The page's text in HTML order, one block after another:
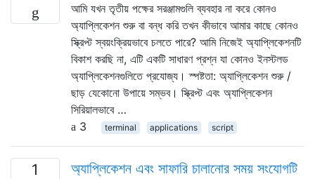
আমি যখন তৃতীয় পক্ষের সরঞ্জামগুলি ব্যবহার না করে কোনও
অ্যাপ্লিকেশন শুরু বা বন্ধ করি তখন কীভাবে আমার কাছে কোনও
স্ক্রিপ্ট স্বয়ংক্রিয়ভাবে চলতে পারে? আমি নিজেই অ্যাপ্লিকেশনটি
বিকাশ করছি না, এটি একটি সাধারণ প্রশ্ন যা কোনও ইনস্টলড
অ্যাপ্লিকেশনগুলিতে প্রযোজ্য। স্পষ্টতা: অ্যাপ্লিকেশন শুরু /
ছাড় যেকোনো উপায়ে সম্ভব। স্ক্রিপ্ট এবং অ্যাপ্লিকেশন
সিরিয়ালভাবে …
3
terminal applications script
1
অ্যাপ্লিকেশন এবং সাফারি চালানোর সময় সংযোগটি